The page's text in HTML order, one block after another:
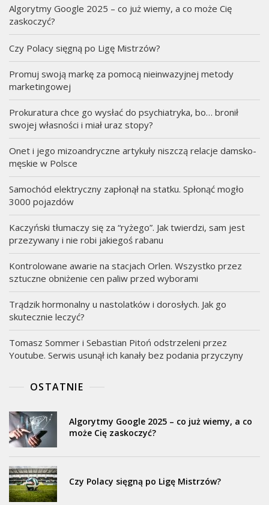
Algorytmy Google 2025 – co już wiemy, a co może Cię
zaskoczyć?
Czy Polacy sięgną po Ligę Mistrzów?
Promuj swoją markę za pomocą nieinwazyjnej metody
marketingowej
Prokuratura chce go wysłać do psychiatryka, bo… bronił
swojej własności i miał uraz stopy?
Onet i jego mizoandryczne artykuły niszczą relacje damsko-
męskie w Polsce
Samochód elektryczny zapłonął na statku. Spłonąć mogło
3000 pojazdów
Kaczyński tłumaczy się za “ryżego”. Jak twierdzi, sam jest
przezywany i nie robi jakiegoś rabanu
Kontrolowane awarie na stacjach Orlen. Wszystko przez
sztuczne obniżenie cen paliw przed wyborami
Trądzik hormonalny u nastolatków i dorosłych. Jak go
skutecznie leczyć?
Tomasz Sommer i Sebastian Pitoń odstrzeleni przez
Youtube. Serwis usunął ich kanały bez podania przyczyny
OSTATNIE
Algorytmy Google 2025 – co już wiemy, a co
może Cię zaskoczyć?
Czy Polacy sięgną po Ligę Mistrzów?